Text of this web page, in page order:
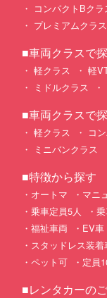
コンパクトBクラ
プレミアムクラス
■車両クラスで
軽クラス 軽
ミドルクラス
■車両クラスで
軽クラス コ
ミニバンクラス
■特徴から探す
オートマ マニ
乗車定員5人
福祉車両
EV車
スタッドレス装着
ペット可
定員
■レンタカーの